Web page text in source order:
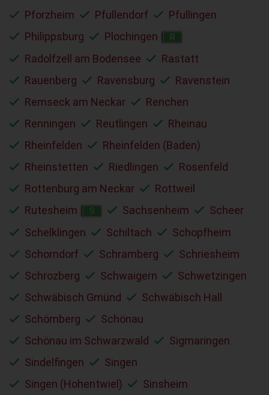
Pforzheim Pfullendorf
Pfullingen
Philippsburg
Plochingen R
Radolfzell am Bodensee
Rastatt
Rauenberg
Ravensburg
Ravenstein
Remseck am Neckar
Renchen
Renningen
Reutlingen
Rheinau
Rheinfelden
Rheinfelden (Baden)
Rheinstetten
Riedlingen
Rosenfeld
Rottenburg am Neckar
Rottweil
Rutesheim
S Sachsenheim
Scheer
Schelklingen
Schiltach
Schopfheim
Schorndorf
Schramberg
Schriesheim
Schrozberg
Schwaigern
Schwetzingen
Schwäbisch Gmünd
Schwäbisch Hall
Schömberg
Schönau
Schönau im Schwarzwald
Sigmaringen
Sindelfingen
Singen
Singen (Hohentwiel)
Sinsheim